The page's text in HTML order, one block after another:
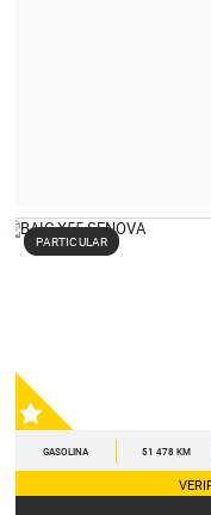
PARTICULAR
GASOLINA 51 478 KM